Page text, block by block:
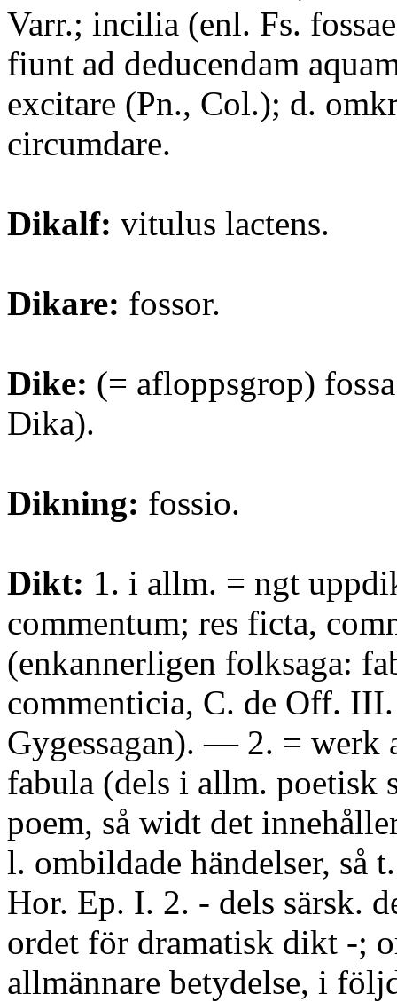
Varr.; incilia (enl. Fs.
fiunt ad deducendam
excitare (Pn., Col.); d.
circumdare.
Dikalf: vitulus lactens.
Dikare: fossor.
Dike: (= afloppsgrop)
Dika).
Dikning: fossio.
Dikt: 1. i allm. = ngt
commentum; res ficta,
(enkannerligen folksaga:
commenticia, C. de Off.
Gygessagan). — 2. = werk
fabula (dels i allm. poetisk
poem, så widt det
l. ombildade händelser, så
Hor. Ep. I. 2. - dels särsk.
ordet för dramatisk dikt -;
allmännare betydelse, i